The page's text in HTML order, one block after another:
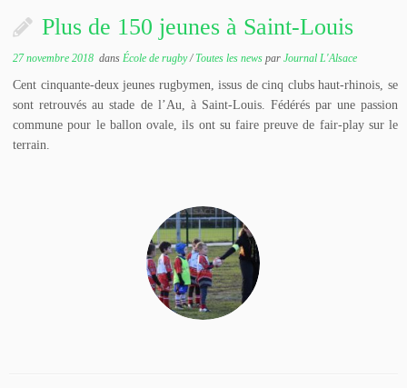
Plus de 150 jeunes à Saint-Louis
27 novembre 2018 dansÉcole de rugby/Toutes les newsparJournal L'Alsace
Cent cinquante-deux jeunes rugbymen, issus de cinq clubs haut-rhinois, se
sont retrouvés au stade de l’Au, à Saint-Louis. Fédérés par une passion
commune pour le ballon ovale, ils ont su faire preuve de fair-play sur le
terrain.